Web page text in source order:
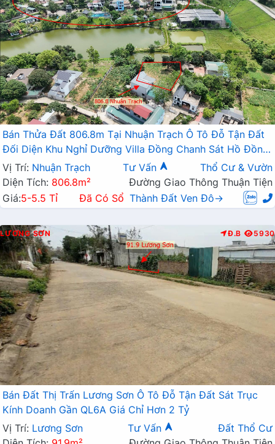
Bán Thửa Đất 806.8m Tại Nhuận Trạch Ô Tô Đỗ Tận Đất
Đối Diện Khu Nghỉ Dưỡng Villa Đồng Chanh Sát Hồ Đồng
Chanh
Vị Trí: Nhuận Trạch Tư Vấn
Thổ Cư & Vườn
Diện Tích: 806.8m²
Đường Giao Thông Thuận Tiện
Giá:5-5.5 Tỉ Đã Có Sổ Thành Đất Ven Đô→
LƯƠNG SƠN Đ.B 5930
Bán Đất Thị Trấn Lương Sơn Ô Tô Đỗ Tận Đất Sát Trục
Kính Doanh Gần QL6A Giá Chỉ Hơn 2 Tỷ
Vị Trí: Lương Sơn Tư Vấn
Đất Thổ Cư